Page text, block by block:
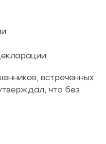
встреченных
что без